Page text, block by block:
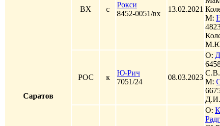
Саратов
ВХ с
Рокси
8452-0051/вх
13.02.2021
М:
РОС к
Ю-Рич
7051/24
08.03.2023
О:
С.В.
М:
Д.И.
О: